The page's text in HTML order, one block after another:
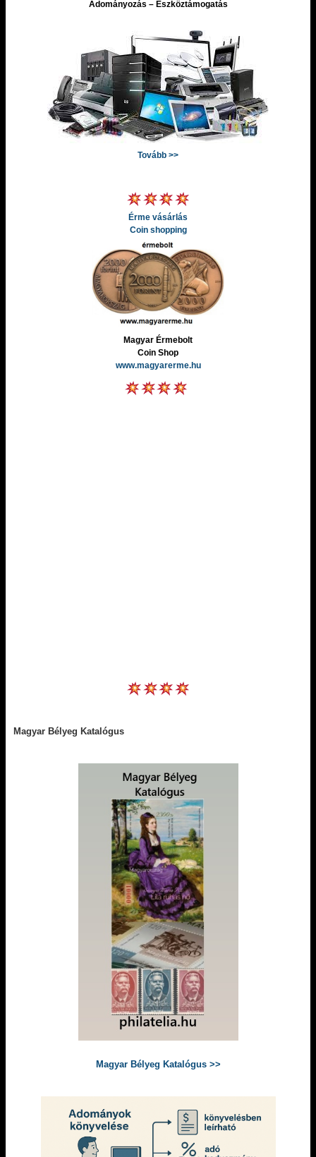
Adományozás – Eszköztámogatás
Tovább >>
Érme vásárlás
Coin shopping
Magyar Érmebolt
Coin Shop
www.magyarerme.hu
Magyar Bélyeg Katalógus
Magyar Bélyeg Katalógus >>